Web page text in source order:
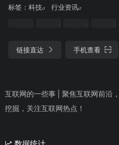
标签： 科技 行业资讯
链接直达 手机查看
互联网的一些事 | 聚焦互联网前沿
挖掘，关注互联网热点！